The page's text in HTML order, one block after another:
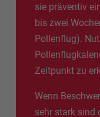
sie präventiv
bis zwei
Pollenflug).
Zeitpunkt zu
Wenn
sehr stark sind